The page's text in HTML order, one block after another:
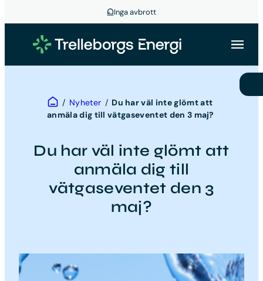
Inga avbrott
Hem/ Nyheter / Du har väl inte glömt att
anmäla dig till vätgaseventet den 3 maj?
Du har väl inte glömt att
anmäla dig till
vätgaseventet den 3
maj?